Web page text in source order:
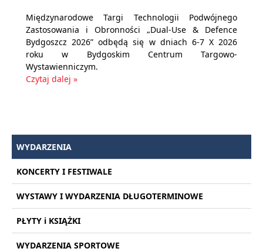
Międzynarodowe Targi Technologii Podwójnego
Zastosowania i Obronności „Dual-Use & Defence
Bydgoszcz 2026” odbędą się w dniach 6-7 X 2026
roku w Bydgoskim Centrum Targowo-
Wystawienniczym.
Czytaj dalej »
WYDARZENIA
KONCERTY I FESTIWALE
WYSTAWY I WYDARZENIA DŁUGOTERMINOWE
PŁYTY i KSIĄŻKI
WYDARZENIA SPORTOWE